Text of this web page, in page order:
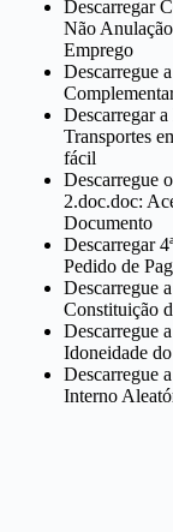
Descarregar
Não
Emprego
Descarregue
Descarregar
Transportes
fácil
Descarregue
2.doc.doc:
Documento
Descarregar
Pedido de
Descarregue
Constituição
Descarregue
Idoneidade
Descarregue
Interno